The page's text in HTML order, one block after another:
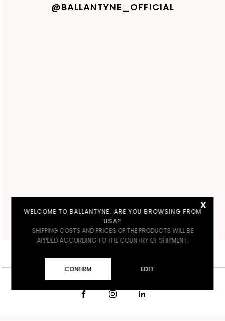
@BALLANTYNE_OFFICIAL
x
WELCOME TO BALLANTYNE. ARE YOU BROWSING FROM
USA?
SHIPPING COSTS AND PRICES OF THE PRODUCTS WILL BE
APPLIED ACCORDING TO THE COUNTRY OF SHIPMENT.
CONFIRM EDIT